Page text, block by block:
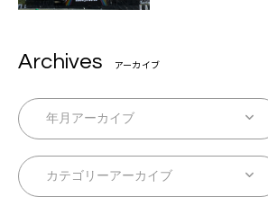
Archives アーカイブ